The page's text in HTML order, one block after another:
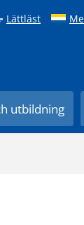
Lättläst
utbildning